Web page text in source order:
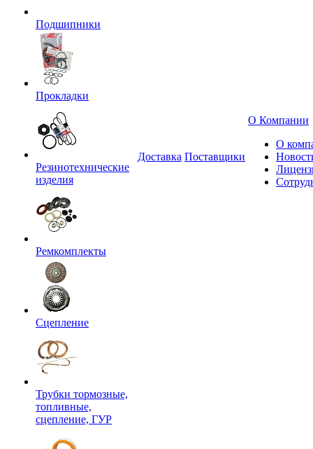
Подшипники
Прокладки
Резинотехнические
изделия
Ремкомплекты
Сцепление
Трубки тормозные,
топливные,
сцепление, ГУР
Доставка Поставщики
О Компании
О